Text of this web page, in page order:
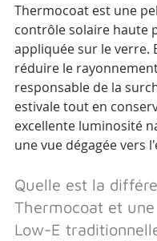
Thermocoat est une
contrôle solaire haute
appliquée sur le verre.
réduire le
responsable de la
estivale tout en
excellente luminosité
une vue dégagée vers
Quelle est la
Thermocoat et
Low-E